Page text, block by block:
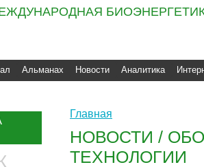
Альманах Новости Аналитика
Главная
НОВОСТИ /
ТЕХНОЛОГИИ